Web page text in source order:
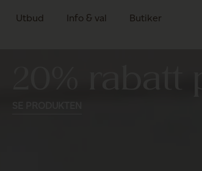
Utbud Info & val Butiker